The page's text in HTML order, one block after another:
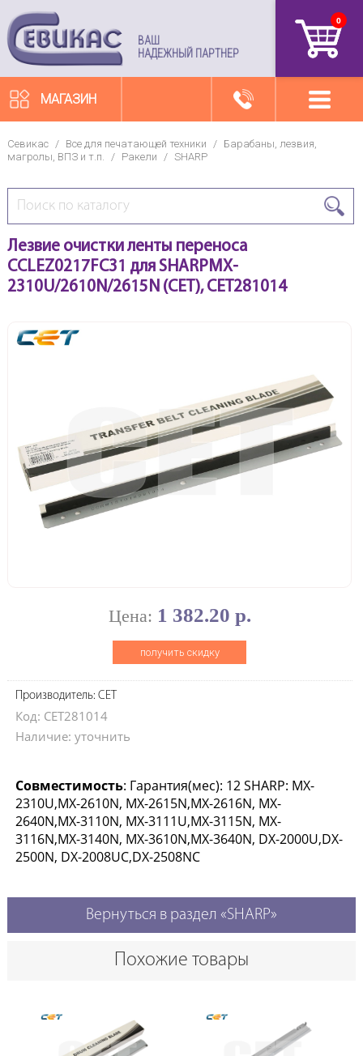
ВАШ
НАДЕЖНЫЙ ПАРТНЕР
0
МАГАЗИН
Севикас / Все для печатающей техники /
Барабаны, лезвия,
магролы, ВПЗ и т.п. / Ракели / SHARP
Лезвие очистки ленты переноса
CCLEZ0217FC31 для SHARPMX-
2310U/2610N/2615N (CET), CET281014
Цена: 1 382.20 р.
получить скидку
Производитель: CET
Код: CET281014
Наличие: уточнить
Совместимость: Гарантия(мес): 12 SHARP: MX-
2310U,MX-2610N, MX-2615N,MX-2616N, MX-
2640N,MX-3110N, MX-3111U,MX-3115N, MX-
3116N,MX-3140N, MX-3610N,MX-3640N, DX-2000U,DX-
2500N, DX-2008UC,DX-2508NC
Вернуться в раздел «SHARP»
Похожие товары